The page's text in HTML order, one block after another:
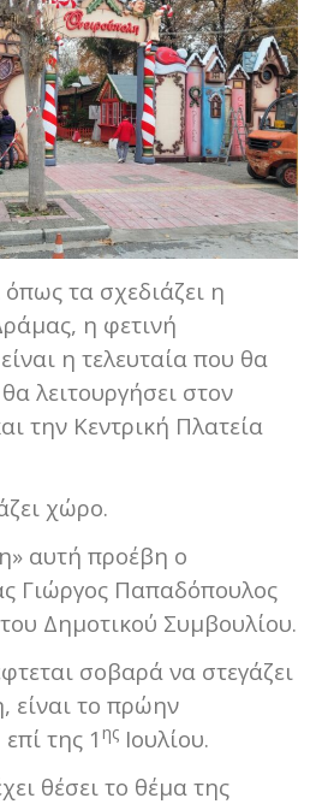
τα σχεδιάζει η
η φετινή
η τελευταία που θα
λειτουργήσει στον
την Κεντρική Πλατεία
χώρο.
αυτή προέβη ο
Γιώργος Παπαδόπουλος
Δημοτικού Συμβουλίου.
σοβαρά να στεγάζει
είναι το πρώην
της 1 ης Ιουλίου.
θέσει το θέμα της